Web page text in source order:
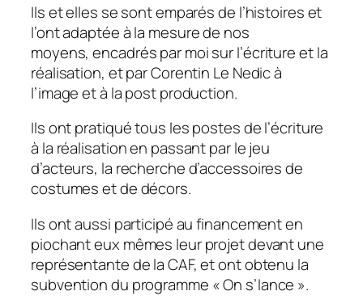
Ils et elles se sont emparés de l’histoires et
l’ont adaptée à la mesure de nos
moyens, encadrés par moi sur l’écriture et la
réalisation, et par Corentin Le Nedic à
l’image et à la post production.
Ils ont pratiqué tous les postes de l’écriture
à la réalisation en passant par le jeu
d’acteurs, la recherche d’accessoires de
costumes et de décors.
Ils ont aussi participé au financement en
piochant eux mêmes leur projet devant une
représentante de la CAF, et ont obtenu la
subvention du programme « On s’lance ».